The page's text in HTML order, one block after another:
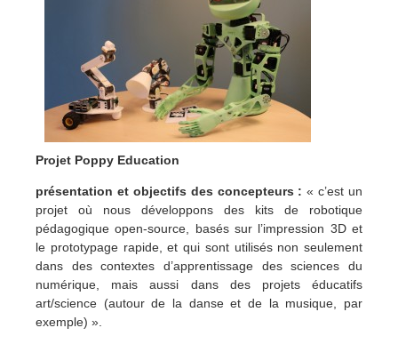
Projet Poppy Education
présentation et objectifs des concepteurs : « c’est un
projet où nous développons des kits de robotique
pédagogique open-source, basés sur l’impression 3D et
le prototypage rapide, et qui sont utilisés non seulement
dans des contextes d’apprentissage des sciences du
numérique, mais aussi dans des projets éducatifs
art/science (autour de la danse et de la musique, par
exemple) ».